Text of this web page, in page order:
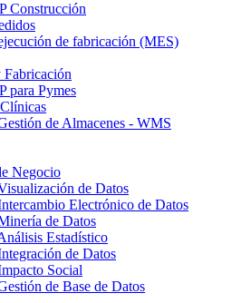
Construcción
de fabricación (MES)
Fabricación
para Pymes
de Almacenes - WMS
Negocio
de Datos
Electrónico de Datos
de Datos
Estadístico
de Datos
Social
de Base de Datos